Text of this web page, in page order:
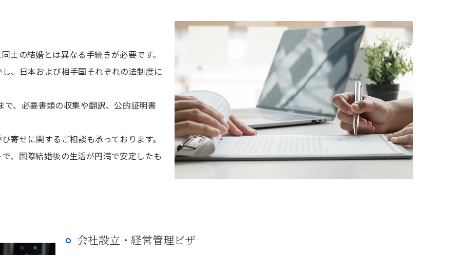
士の結婚とは異なる手続きが必要です。
、日本および相手国それぞれの法制度に
、必要書類の収集や翻訳、公的証明書
寄せに関するご相談も承っております。
、国際結婚後の生活が円満で安定したも
会社設立・経営管理ビザ